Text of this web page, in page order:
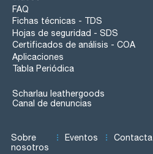
FAQ
Fichas técnicas - TDS
Hojas de seguridad - SDS
Certificados de análisis - COA
Aplicaciones
Tabla Periódica
Scharlau leathergoods
Canal de denuncias
Sobre
nosotros
Eventos Contacta